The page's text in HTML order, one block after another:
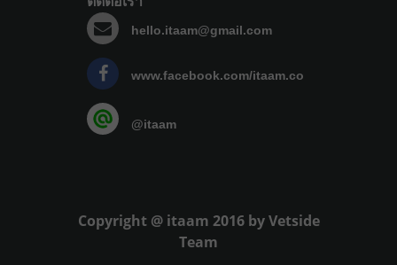
hello.itaam@gmail.com
www.facebook.com/itaam.co
@itaam
Copyright @ itaam 2016 by Vetside
Team